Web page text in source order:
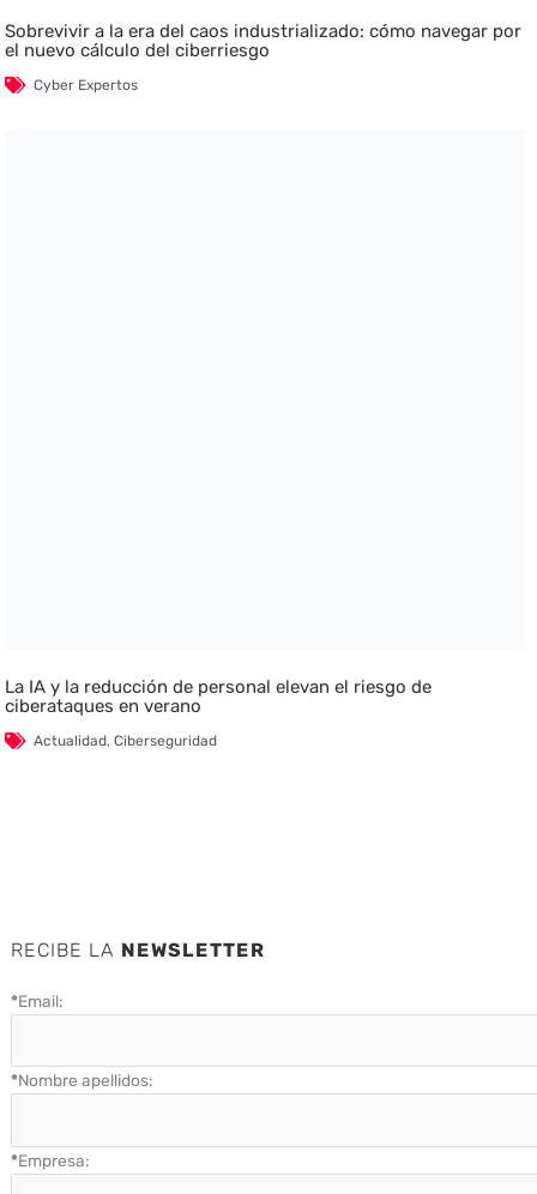
Sobrevivir a la era del caos industrializado: cómo navegar por
el nuevo cálculo del ciberriesgo
Cyber Expertos
La IA y la reducción de personal elevan el riesgo de
ciberataques en verano
Actualidad,Ciberseguridad
RECIBE LA NEWSLETTER
*Email:
*Nombre apellidos:
*Empresa: